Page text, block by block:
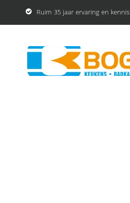
Ruim 35 jaar ervaring en kennis